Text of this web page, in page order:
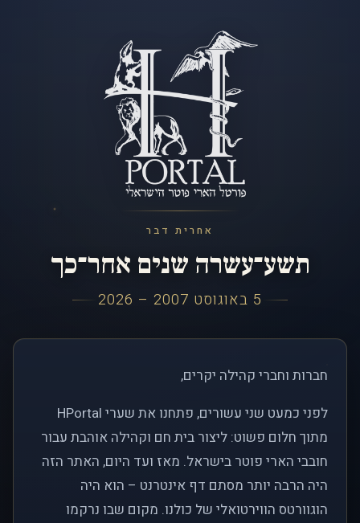
אחרית דבר
תשע־עשרה שנים אחר־כך
5 באוגוסט 2007 – 2026
חברות וחברי קהילה יקרים,
לפני כמעט שני עשורים, פתחנו את שערי HPortal
מתוך חלום פשוט: ליצור בית חם וקהילה אוהבת עבור
חובבי הארי פוטר בישראל. מאז ועד היום, האתר הזה
היה הרבה יותר מסתם דף אינטרנט – הוא היה
הוגוורטס הווירטואלי של כולנו. מקום שבו נרקמו